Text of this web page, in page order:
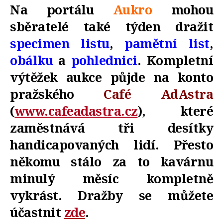
Na portálu Aukro mohou
sběratelé také týden dražit
specimen listu, pamětní list,
obálkua pohlednici. Kompletní
výtěžek aukce půjde na konto
pražského Café AdAstra
(www.cafeadastra.cz), které
zaměstnává tři desítky
handicapovaných lidí. Přesto
někomu stálo za to kavárnu
minulý měsíc kompletně
vykrást. Dražby se můžete
účastnit zde.